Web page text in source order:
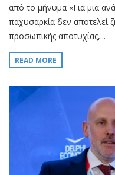
από το μήνυμα «Για μια
παχυσαρκία δεν αποτελεί
προσωπικής αποτυχίας,...
READ MORE